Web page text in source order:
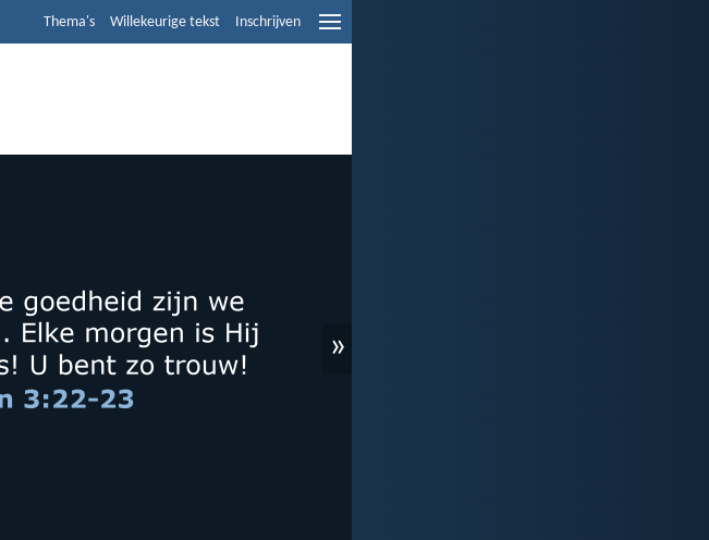
Thema's Willekeurige tekst Inschrijven
»